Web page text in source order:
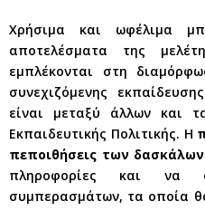
Χρήσιμα και ωφέλιμα
αποτελέσματα της
εμπλέκονται στη
συνεχιζόμενης
είναι μεταξύ άλλων και
Εκπαιδευτικής Πολιτικής. Η
πεποιθήσεις των δασκάλων
πληροφορίες και να
συμπερασμάτων, τα οποία